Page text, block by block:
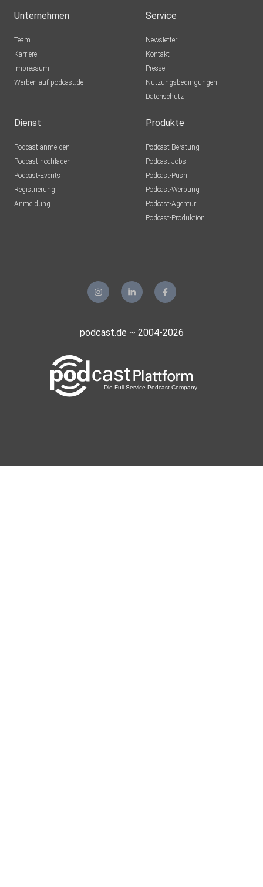
Unternehmen
Team
Karriere
Impressum
Werben auf podcast.de
Service
Newsletter
Kontakt
Presse
Nutzungsbedingungen
Datenschutz
Dienst
Podcast anmelden
Podcast hochladen
Podcast-Events
Registrierung
Anmeldung
Produkte
Podcast-Beratung
Podcast-Jobs
Podcast-Push
Podcast-Werbung
Podcast-Agentur
Podcast-Produktion
podcast.de ~ 2004-2026